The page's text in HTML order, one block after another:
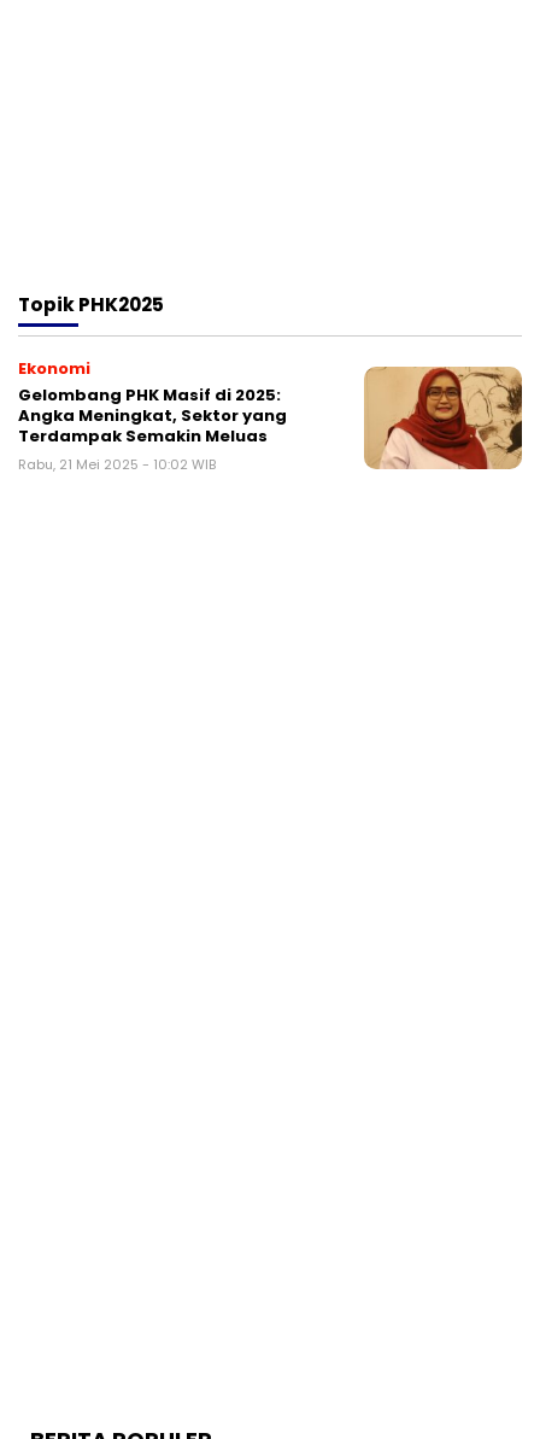
TopikPHK2025
Ekonomi
Gelombang PHK Masif di 2025:
Angka Meningkat, Sektor yang
Terdampak Semakin Meluas
Rabu, 21 Mei 2025 - 10:02 WIB